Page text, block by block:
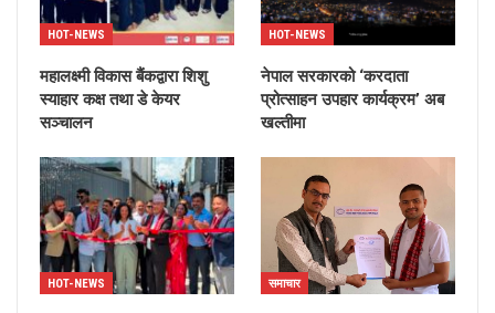
HOT-NEWS
महालक्ष्मी विकास बैंकद्वारा शिशु
स्याहार कक्ष तथा डे केयर
सञ्चालन
HOT-NEWS
नेपाल सरकारको ‘करदाता
प्रोत्साहन उपहार कार्यक्रम’ अब
खल्तीमा
HOT-NEWS समाचार